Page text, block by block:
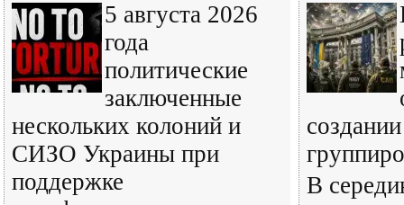
5 августа 2026
года
политические
заключенные
нескольких колоний и
СИЗО Украины при
поддержке
В